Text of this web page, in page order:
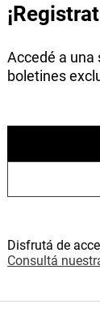
Accedé a una
boletines
Disfrutá de
Consultá